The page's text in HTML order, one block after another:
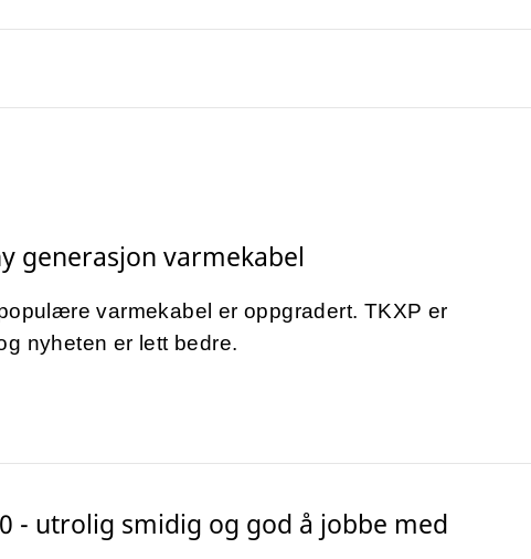
generasjon varmekabel
varmekabel er oppgradert. TKXP er
nyheten er lett bedre.
- utrolig smidig og god å jobbe med